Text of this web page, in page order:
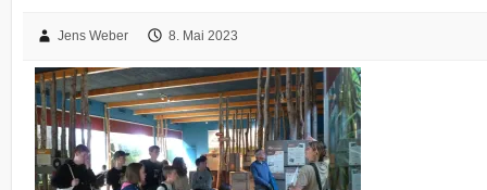
Jens Weber 8. Mai 2023